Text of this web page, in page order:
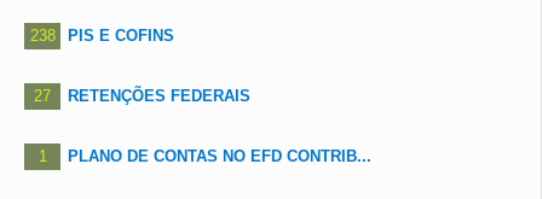
238 PIS E COFINS
27 RETENÇÕES FEDERAIS
1 PLANO DE CONTAS NO EFD CONTRIB...